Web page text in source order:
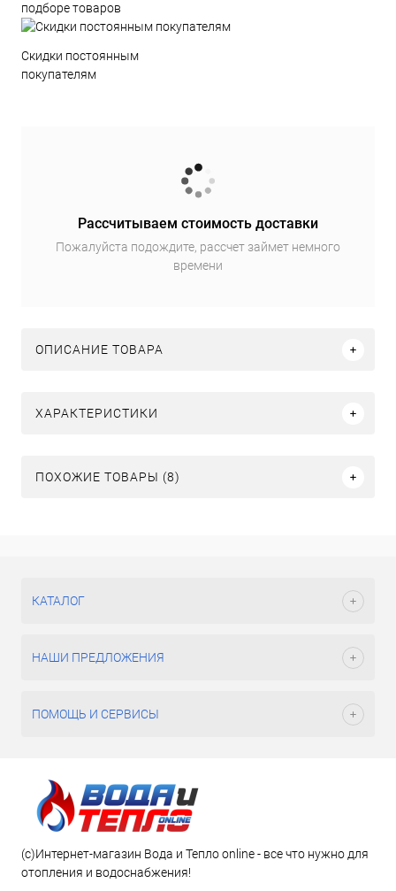
подборе товаров
Скидки постоянным
покупателям
Рассчитываем стоимость доставки
Пожалуйста подождите, рассчет займет немного
времени
ОПИСАНИЕ ТОВАРА
ХАРАКТЕРИСТИКИ
ПОХОЖИЕ ТОВАРЫ (8)
КАТАЛОГ
НАШИ ПРЕДЛОЖЕНИЯ
ПОМОЩЬ И СЕРВИСЫ
(c)Интернет-магазин Вода и Тепло online - все что нужно для
отопления и водоснабжения!